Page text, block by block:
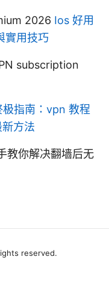
2026 Ios 好用
實用技巧
subscription
指南：vpn 教程
方法
教你解决翻墙后无
reserved.